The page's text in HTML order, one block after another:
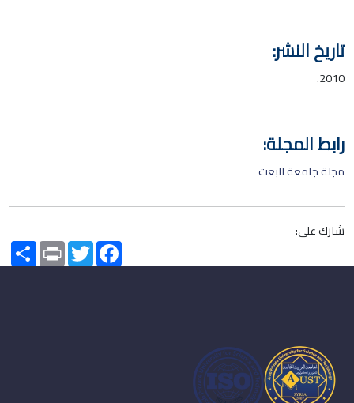
تاريخ النشر:
2010.
رابط المجلة:
مجلة جامعة البعث
شارك على:
Share PrintTwitterFacebook